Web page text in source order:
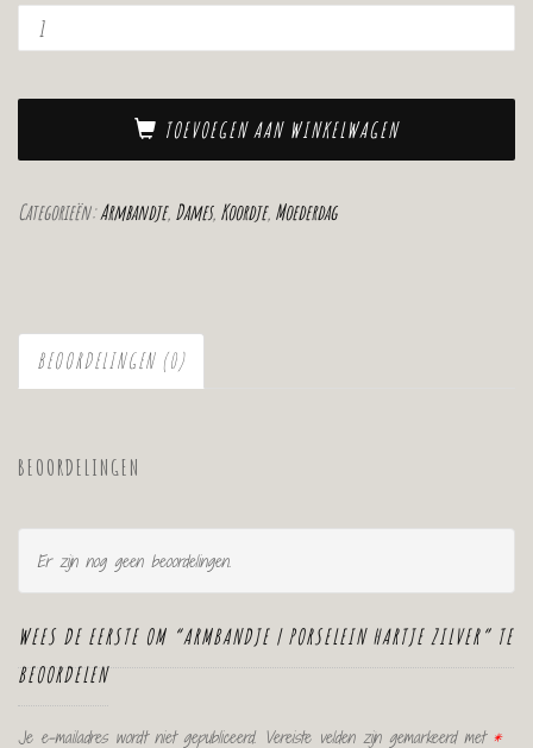
TOEVOEGEN AAN WINKELWAGEN
Categorieën:Armbandje, Dames, Koordje, Moederdag
BEOORDELINGEN (0)
BEOORDELINGEN
Er zijn nog geen beoordelingen.
WEES DE EERSTE OM “ARMBANDJE | PORSELEIN HARTJE ZILVER” TE
BEOORDELEN
Je e-mailadres wordt niet gepubliceerd. Vereiste velden zijn gemarkeerd met *